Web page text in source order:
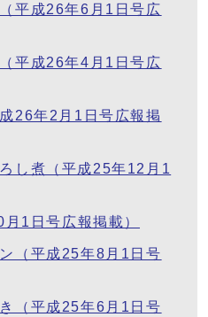
平成26年6月1日号広
平成26年4月1日号広
26年2月1日号広報掲
し煮（平成25年12月1
1日号広報掲載）
（平成25年8月1日号
（平成25年6月1日号